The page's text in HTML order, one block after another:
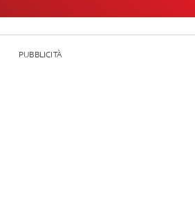
PUBBLICITÀ